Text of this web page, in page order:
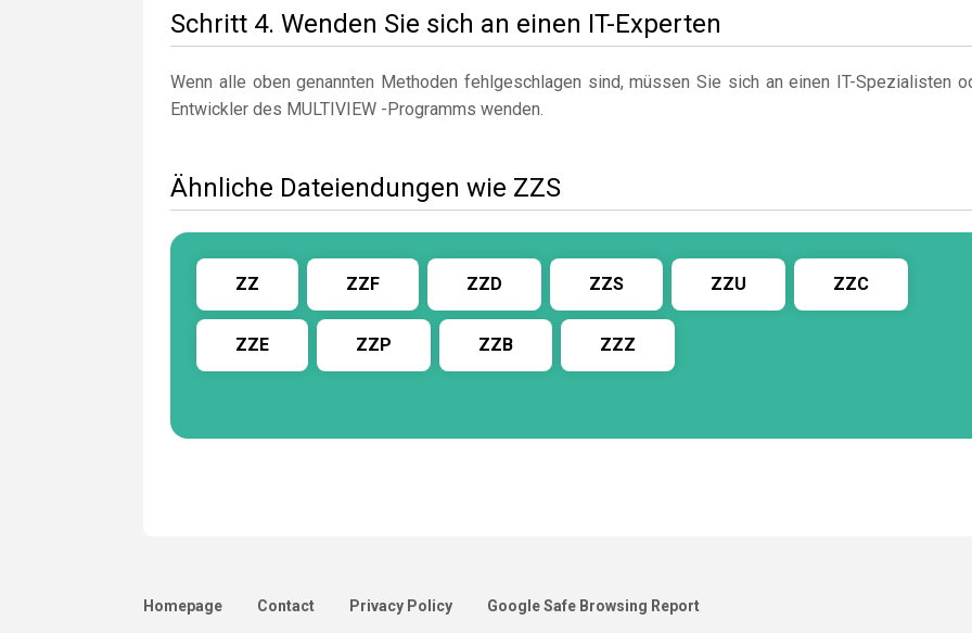
Schritt 4. Wenden Sie sich an einen IT-Experten
Wenn alle oben genannten Methoden fehlgeschlagen sind, müssen Sie sich an einen IT-Spezialisten
Entwickler des MULTIVIEW -Programms wenden.
Ähnliche Dateiendungen wie ZZS
ZZ ZZF ZZD ZZS ZZU ZZC
ZZE ZZP ZZB ZZZ
Homepage Contact Privacy Policy Google Safe Browsing Report